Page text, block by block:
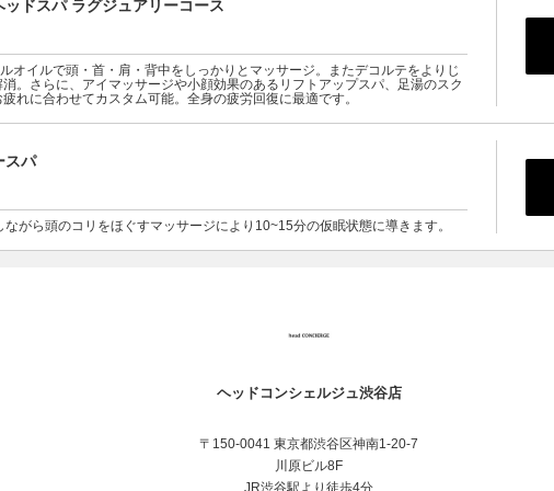
ドスパ ラグジュアリーコース
オイルで頭・首・肩・背中をしっかりとマッサージ。またデコルテをよりじ
。さらに、アイマッサージや小顔効果のあるリフトアップスパ、足湯のスク
れに合わせてカスタム可能。全身の疲労回復に最適です。
スパ
ながら頭のコリをほぐすマッサージにより10~15分の仮眠状態に導きます。
ヘッドコンシェルジュ渋谷店
〒150-0041 東京都渋谷区神南1-20-7
川原ビル8F
JR渋谷駅より徒歩4分